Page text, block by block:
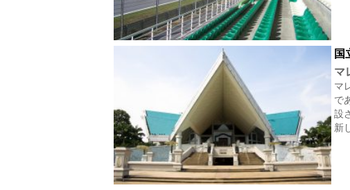
国
マ
マ
で
設
新